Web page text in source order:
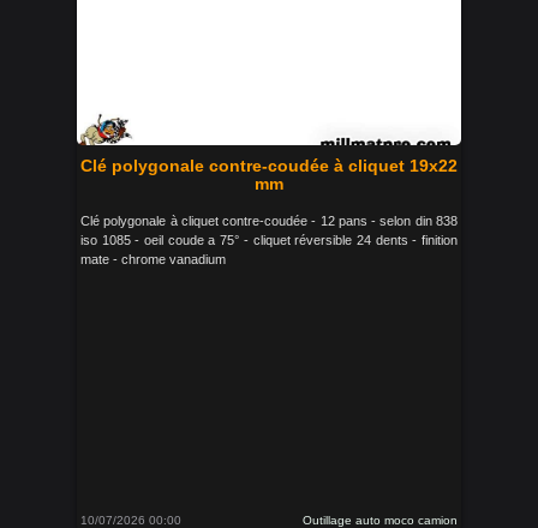
Clé polygonale contre-coudée à cliquet 19x22
mm
Clé polygonale à cliquet contre-coudée - 12 pans - selon din 838
iso 1085 - oeil coude a 75° - cliquet réversible 24 dents - finition
mate - chrome vanadium
10/07/2026 00:00 Outillage auto moco camion